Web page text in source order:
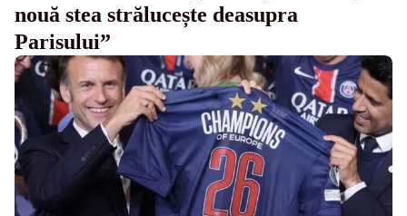
nouă stea strălucește deasupra
Parisului”